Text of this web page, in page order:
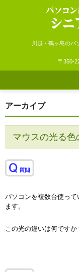
シニア
川越・鶴ヶ島のパ
〒350-
アーカイブ
マウスの光る色
パソコンを複数台使っ
ます。
この光の違いは何ですか